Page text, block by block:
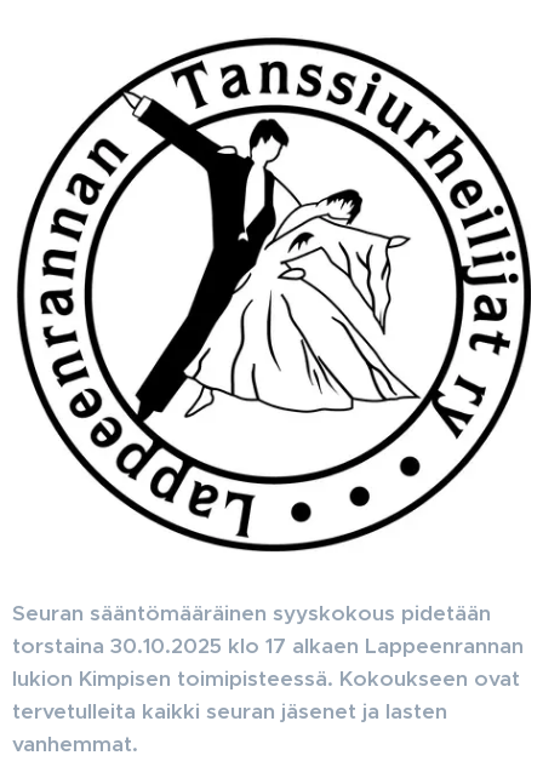
Seuran sääntömääräinen syyskokous pidetään
torstaina 30.10.2025 klo 17 alkaen Lappeenrannan
lukion Kimpisen toimipisteessä. Kokoukseen ovat
tervetulleita kaikki seuran jäsenet ja lasten
vanhemmat.